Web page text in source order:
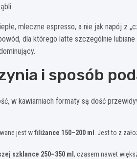
mleczne espresso, a nie jak napój z
dla którego latte szczególnie
i sposób
w kawiarniach formaty są dość
jest wfiliżance 150–200 ml
. Jest to z
szklance 250–350 ml , czasem nawet